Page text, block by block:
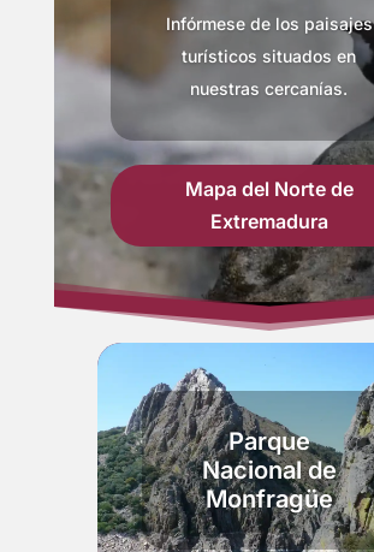
Infórmese de los paisajes
turísticos situados en
nuestras cercanías.
Mapa del Norte de
Extremadura
Parque
Nacional de
Monfragüe